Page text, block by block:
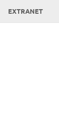
EXTRANET